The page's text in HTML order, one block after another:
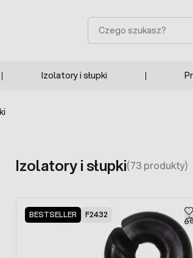
Szukaj
Izolatory i słupki
Izolatory i słupki(73 produkty)
BESTSELLER F2432